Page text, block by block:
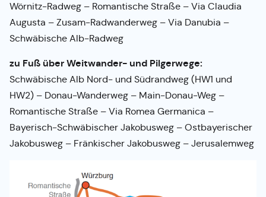
Wörnitz-Radweg – Romantische Straße – Via Claudia
Augusta – Zusam-Radwanderweg – Via Danubia –
Schwäbische Alb-Radweg
zu Fuß über Weitwander- und Pilgerwege:
Schwäbische Alb Nord- und Südrandweg (HW1 und
HW2) – Donau-Wanderweg – Main-Donau-Weg –
Romantische Straße – Via Romea Germanica –
Bayerisch-Schwäbischer Jakobusweg – Ostbayerischer
Jakobusweg – Fränkischer Jakobusweg – Jerusalemweg